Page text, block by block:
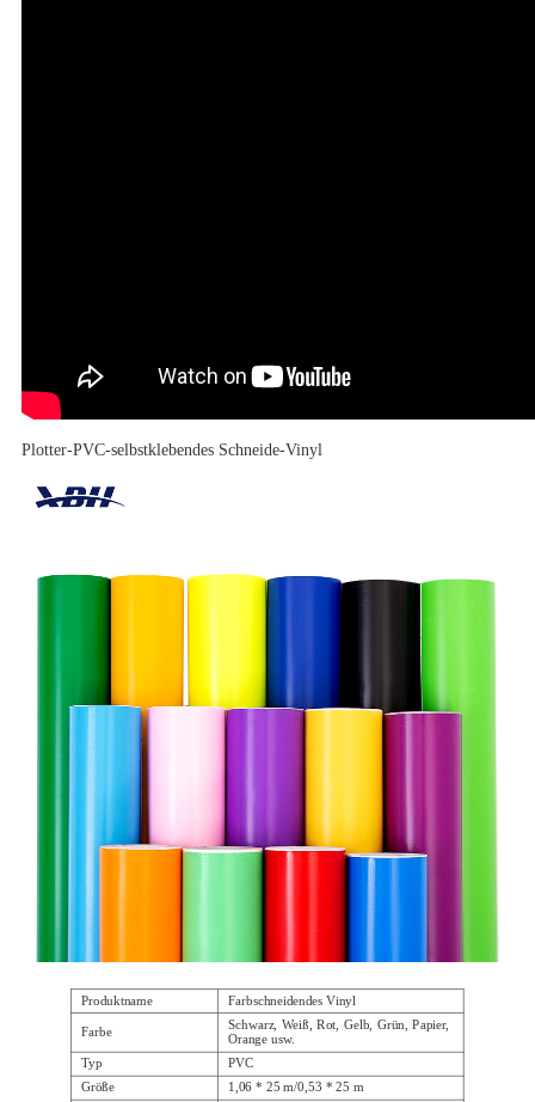
Plotter-PVC-selbstklebendes Schneide-Vinyl
Produktname Farbschneidendes Vinyl
Farbe
Schwarz, Weiß, Rot, Gelb, Grün, Papier,
Orange usw.
Typ
PVC
Größe
1,06 * 25 m/0,53 * 25 m